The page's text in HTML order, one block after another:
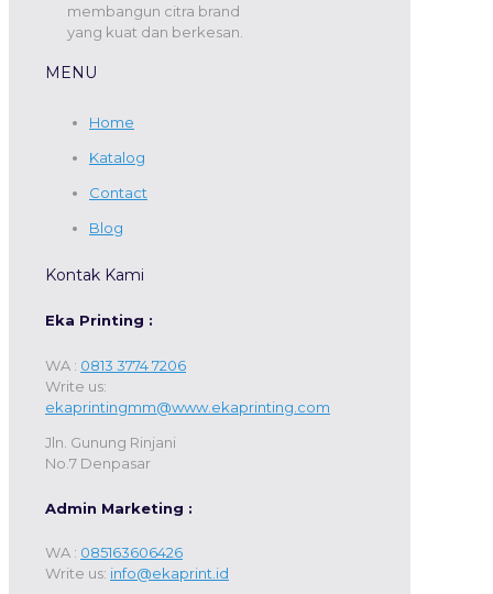
membangun citra brand
yang kuat dan berkesan.
MENU
Home
Katalog
Contact
Blog
Kontak Kami
Eka Printing :
WA : 0813 3774 7206
Write us:
ekaprintingmm@www.ekaprinting.com
Jln. Gunung Rinjani
No.7 Denpasar
Admin Marketing :
WA : 085163606426
Write us: info@ekaprint.id